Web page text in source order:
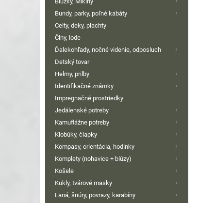
Bundy, parky, poľné kabáty
Celty, deky, plachty
Člny, lode
Ďalekohľady, nočné videnie, odposluch
Detský tovar
Helmy, prilby
Identifikačné známky
Impregnačné prostriedky
Jedálenské potreby
Kamuflážne potreby
Klobúky, čiapky
Kompasy, orientácia, hodinky
Komplety (nohavice + blúzy)
Košele
Kukly, tvárové masky
Laná, šnúry, povrazy, karabíny